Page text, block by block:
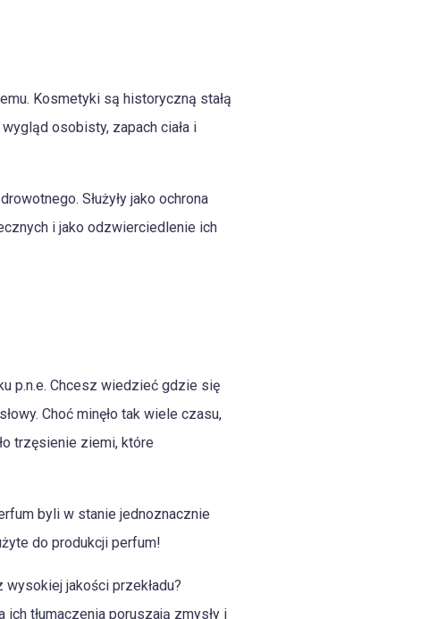
Kosmetyki są historyczną stałą
osobisty, zapach ciała i
Służyły jako ochrona
i jako odzwierciedlenie ich
p.n.e. Chcesz wiedzieć gdzie się
Choć minęło tak wiele czasu,
trzęsienie ziemi, które
byli w stanie jednoznacznie
do produkcji perfum!
jakości przekładu?
tłumaczenia poruszają zmysły i